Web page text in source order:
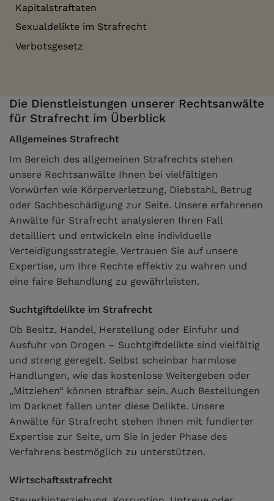
Kapitalstraftaten
Sexualdelikte im Strafrecht
Verbotsgesetz
Die Dienstleistungen unserer Rechtsanwälte
für Strafrecht im Überblick
Allgemeines Strafrecht
Im Bereich des allgemeinen Strafrechts stehen
unsere Rechtsanwälte Ihnen bei vielfältigen
Vorwürfen wie Körperverletzung, Diebstahl, Betrug
oder Sachbeschädigung zur Seite. Unsere erfahrenen
Anwälte für Strafrecht analysieren Ihren Fall
detailliert und entwickeln eine individuelle
Verteidigungsstrategie. Vertrauen Sie auf unsere
Expertise, um Ihre Rechte effektiv zu wahren und
eine faire Behandlung zu gewährleisten.
Suchtgiftdelikte im Strafrecht
Ob Besitz, Handel, Herstellung oder Einfuhr und
Ausfuhr von Drogen – Suchtgiftdelikte sind vielfältig
und streng geregelt. Selbst scheinbar harmlose
Handlungen, wie das kostenlose Weitergeben oder
„Mitziehen“ können strafbar sein. Auch Bestellungen
im Darknet fallen unter diese Delikte. Unsere
Anwälte für Strafrecht stehen Ihnen mit fundierter
Expertise zur Seite, um Sie in jeder Phase des
Verfahrens bestmöglich zu unterstützen.
Wirtschaftsstrafrecht